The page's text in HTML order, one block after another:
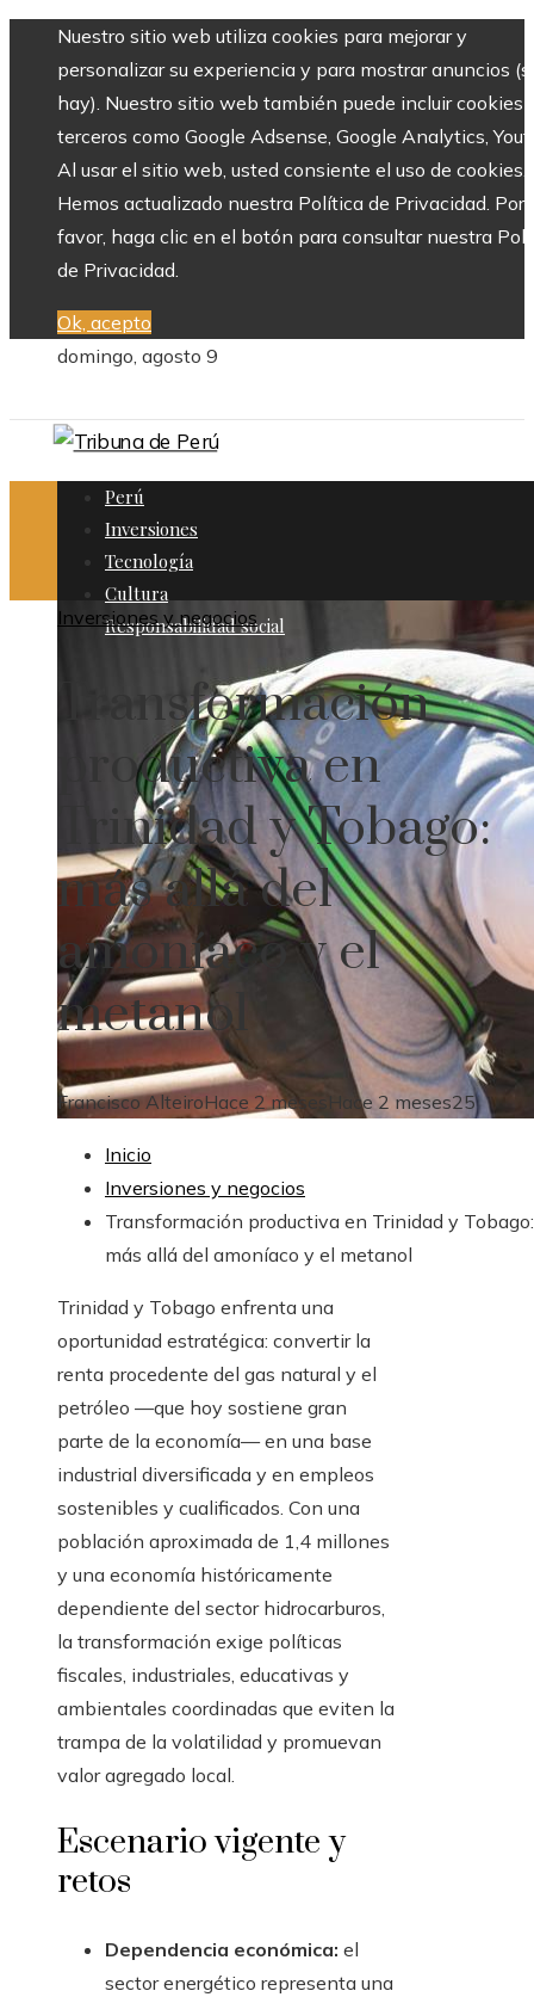
Nuestro sitio web utiliza cookies para mejorar y
personalizar su experiencia y para mostrar anuncios
hay). Nuestro sitio web también puede incluir cookies
terceros como Google Adsense, Google Analytics,
Al usar el sitio web, usted consiente el uso de cookies.
Hemos actualizado nuestra Política de Privacidad. Por
favor, haga clic en el botón para consultar nuestra
de Privacidad.
Ok, acepto
domingo, agosto 9
Perú
Inversiones
Tecnología
Cultura
Responsabilidad social
Inversiones y negocios
Transformación
productiva en
Trinidad y Tobago:
más allá del
amoníaco y el
metanol
Francisco AlteiroHace 2 mesesHace 2 meses25
Inicio
Inversiones y negocios
Transformación productiva en Trinidad y Tobago:
más allá del amoníaco y el metanol
Trinidad y Tobago enfrenta una
oportunidad estratégica: convertir la
renta procedente del gas natural y el
petróleo —que hoy sostiene gran
parte de la economía— en una base
industrial diversificada y en empleos
sostenibles y cualificados. Con una
población aproximada de 1,4 millones
y una economía históricamente
dependiente del sector hidrocarburos,
la transformación exige políticas
fiscales, industriales, educativas y
ambientales coordinadas que eviten la
trampa de la volatilidad y promuevan
valor agregado local.
Escenario vigente y
retos
Dependencia económica: el
sector energético representa una